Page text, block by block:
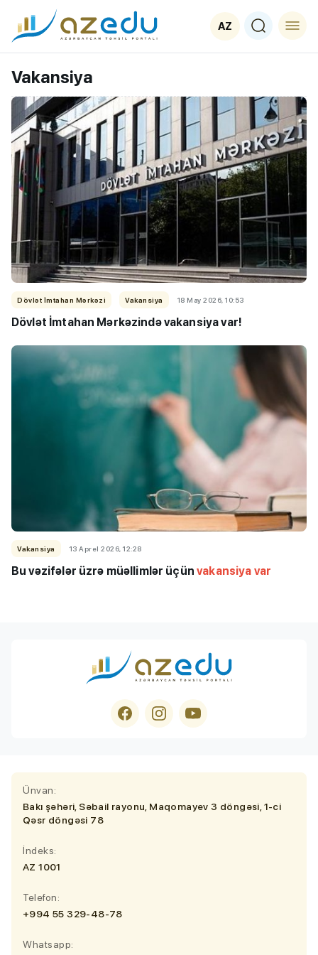
AZ
Vakansiya
Dövlət İmtahan Mərkəzi Vakansiya 18 May 2026, 10:53
Dövlət İmtahan Mərkəzində vakansiya var!
Vakansiya 13 Aprel 2026, 12:28
Bu vəzifələr üzrə müəllimlər üçün vakansiya var
Ünvan:
Bakı şəhəri, Səbail rayonu, Maqomayev 3 döngəsi, 1-ci
Qəsr döngəsi 78
İndeks:
AZ 1001
Telefon:
+994 55 329-48-78
Whatsapp: